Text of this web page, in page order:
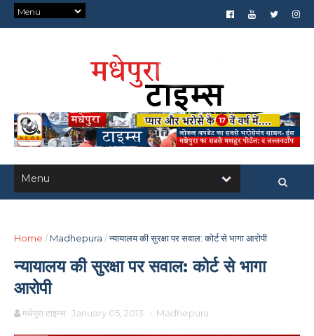
Home / Madhepura /न्यायालय की सुरक्षा पर सवाल: कोर्ट से भागा आरोपी
न्यायालय की सुरक्षा पर सवाल: कोर्ट से भागा
आरोपी
मधेपुरा टाइम्स January 05, 2013 - Madhepura